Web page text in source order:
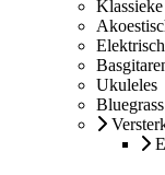
Ukuleles